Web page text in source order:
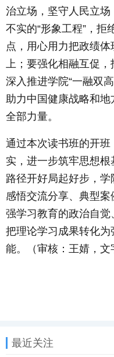
治立场，坚守人民立
不实的“形象工程”，拒
点，用心用力把政绩
上；要强化相融互促，
深入推进学院“一融双
助力中国健康战略和
全部力量。
通过本次读书班的开
实，进一步筑牢思想
路径开好局起好步，学
感悟交流分享、典型
强学习教育的政治自
把理论学习成果转化
能。（审核：王婧，文
最近关注